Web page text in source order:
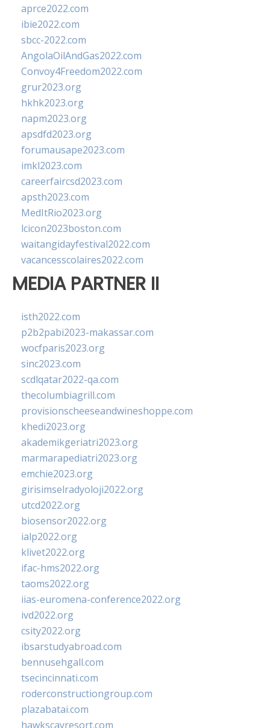
aprce2022.com
ibie2022.com
sbcc-2022.com
AngolaOilAndGas2022.com
Convoy4Freedom2022.com
grur2023.org
hkhk2023.org
napm2023.org
apsdfd2023.org
forumausape2023.com
imkl2023.com
careerfaircsd2023.com
apsth2023.com
MedItRio2023.org
lcicon2023boston.com
waitangidayfestival2022.com
vacancesscolaires2022.com
MEDIA PARTNER II
isth2022.com
p2b2pabi2023-makassar.com
wocfparis2023.org
sinc2023.com
scdlqatar2022-qa.com
thecolumbiagrill.com
provisionscheeseandwineshoppe.com
khedi2023.org
akademikgeriatri2023.org
marmarapediatri2023.org
emchie2023.org
girisimselradyoloji2022.org
utcd2022.org
biosensor2022.org
ialp2022.org
klivet2022.org
ifac-hms2022.org
taoms2022.org
iias-euromena-conference2022.org
ivd2022.org
csity2022.org
ibsarstudyabroad.com
bennusehgall.com
tsecincinnati.com
roderconstructiongroup.com
plazabatai.com
hawkscayresort.com